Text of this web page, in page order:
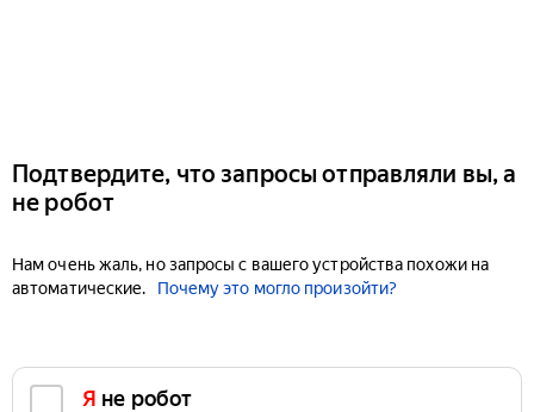
Подтвердите, что запросы отправляли вы, а
не робот
Нам очень жаль, но запросы с вашего устройства похожи на
автоматические.
Почему это могло произойти?
Я не робот